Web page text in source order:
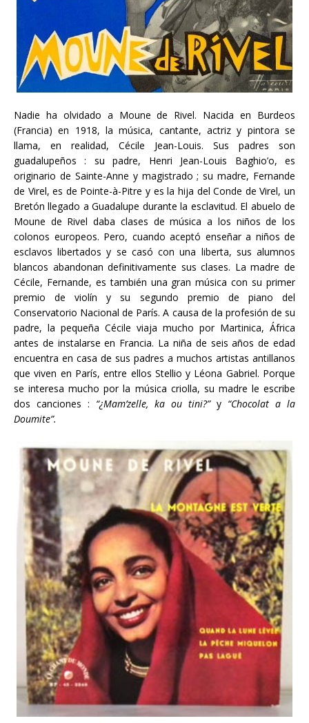
Nadie ha olvidado a Moune de Rivel. Nacida en Burdeos
(Francia) en 1918, la música, cantante, actriz y pintora se
llama, en realidad, Cécile Jean-Louis. Sus padres son
guadalupeños : su padre, Henri Jean-Louis Baghio’o, es
originario de Sainte-Anne y magistrado ; su madre, Fernande
de Virel, es de Pointe-à-Pitre y es la hija del Conde de Virel, un
Bretón llegado a Guadalupe durante la esclavitud. El abuelo de
Moune de Rivel daba clases de música a los niños de los
colonos europeos. Pero, cuando aceptó enseñar a niños de
esclavos libertados y se casó con una liberta, sus alumnos
blancos abandonan definitivamente sus clases. La madre de
Cécile, Fernande, es también una gran música con su primer
premio de violín y su segundo premio de piano del
Conservatorio Nacional de París. A causa de la profesión de su
padre, la pequeña Cécile viaja mucho por Martinica, África
antes de instalarse en Francia. La niña de seis años de edad
encuentra en casa de sus padres a muchos artistas antillanos
que viven en París, entre ellos Stellio y Léona Gabriel. Porque
se interesa mucho por la música criolla, su madre le escribe
dos canciones : “¿Mam’zelle, ka ou tini?” y “Chocolat a la
Doumite”.